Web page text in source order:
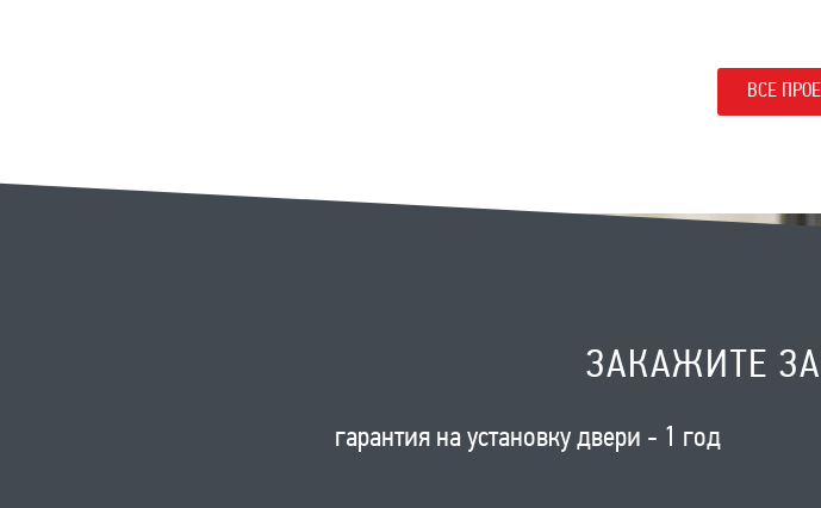
ВСЕ
ЗАКАЖИТЕ
гарантия на установку двери - 1 год